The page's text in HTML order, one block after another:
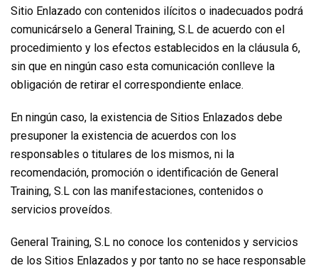
Sitio Enlazado con contenidos ilícitos o inadecuados podrá
comunicárselo a General Training, S.L de acuerdo con el
procedimiento y los efectos establecidos en la cláusula 6,
sin que en ningún caso esta comunicación conlleve la
obligación de retirar el correspondiente enlace.
En ningún caso, la existencia de Sitios Enlazados debe
presuponer la existencia de acuerdos con los
responsables o titulares de los mismos, ni la
recomendación, promoción o identificación de General
Training, S.L con las manifestaciones, contenidos o
servicios proveídos.
General Training, S.L no conoce los contenidos y servicios
de los Sitios Enlazados y por tanto no se hace responsable